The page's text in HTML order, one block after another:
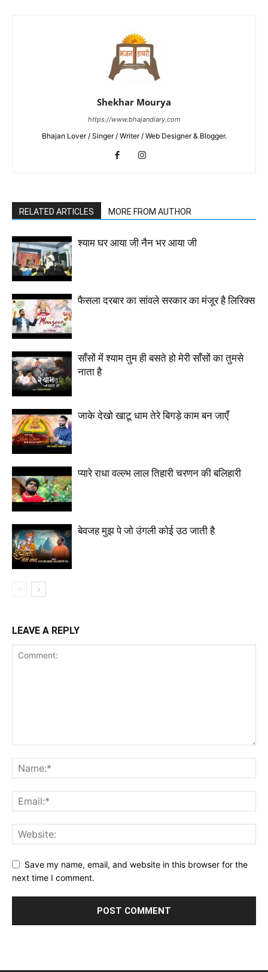
Shekhar Mourya
https://www.bhajandiary.com
Bhajan Lover / Singer / Writer / Web Designer & Blogger.
RELATED ARTICLES MORE FROM AUTHOR
श्याम घर आया जी नैन भर आया जी
फैसला दरबार का सांवले सरकार का मंजूर है लिरिक्स
साँसों में श्याम तुम ही बसते हो मेरी साँसों का तुमसे
नाता है
जाके देखो खाटू धाम तेरे बिगड़े काम बन जाएँ
प्यारे राधा वल्ल्भ लाल तिहारी चरणन की बलिहारी
बेवजह मुझ पे जो उंगली कोई उठ जाती है
LEAVE A REPLY
Save my name, email, and website in this browser for the
next time I comment.